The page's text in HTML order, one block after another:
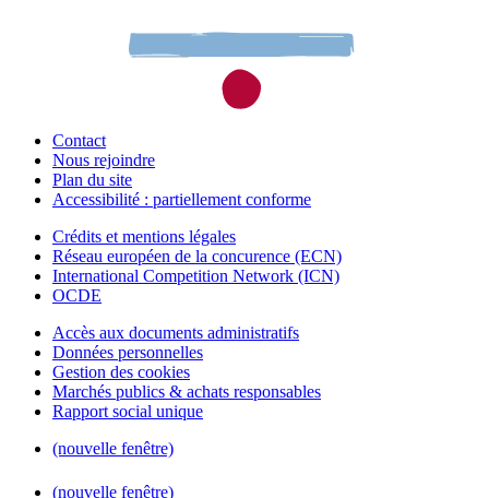
Contact
Nous rejoindre
Plan du site
Accessibilité : partiellement conforme
Crédits et mentions légales
Réseau européen de la concurence (ECN)
International Competition Network (ICN)
OCDE
Accès aux documents administratifs
Données personnelles
Gestion des cookies
Marchés publics & achats responsables
Rapport social unique
(nouvelle fenêtre)
(nouvelle fenêtre)